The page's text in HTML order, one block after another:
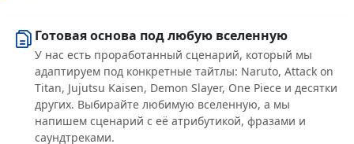
Готовая основа под любую вселенную
У нас есть проработанный сценарий, который мы
адаптируем под конкретные тайтлы: Naruto, Attack on
Titan, Jujutsu Kaisen, Demon Slayer, One Piece и десятки
других. Выбирайте любимую вселенную, а мы
напишем сценарий с её атрибутикой, фразами и
саундтреками.